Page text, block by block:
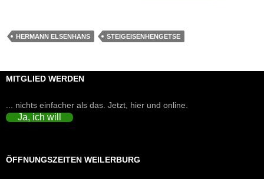
HERMANN ELSENHANS STEIGEISENHENGETSE
MITGLIED WERDEN
... nichts einfacher als das. Jetzt, hier und online.
Ja, ich will
ÖFFNUNGSZEITEN WEILERBURG